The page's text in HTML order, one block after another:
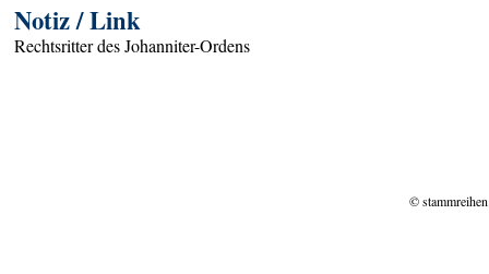
Notiz / Link
Rechtsritter des Johanniter-Ordens
©